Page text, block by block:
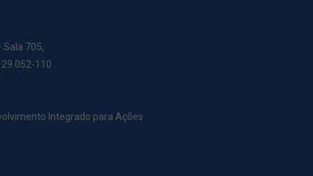
Sala 705,
110
Integrado para Ações